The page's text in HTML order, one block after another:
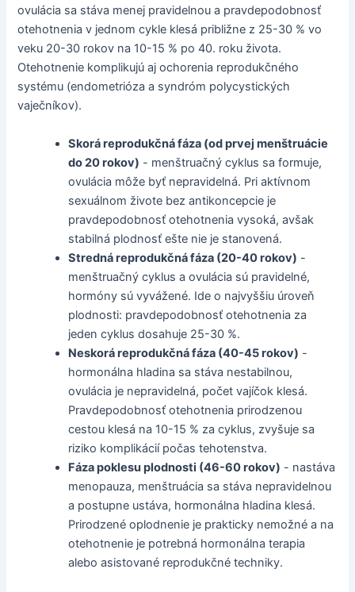
ovulácia sa stáva menej pravidelnou a pravdepodobnosť
otehotnenia v jednom cykle klesá približne z 25-30 % vo
veku 20-30 rokov na 10-15 % po 40. roku života.
Otehotnenie komplikujú aj ochorenia reprodukčného
systému (endometrióza a syndróm polycystických
vaječníkov).
Skorá reprodukčná fáza (od prvej menštruácie
do 20 rokov) - menštruačný cyklus sa formuje,
ovulácia môže byť nepravidelná. Pri aktívnom
sexuálnom živote bez antikoncepcie je
pravdepodobnosť otehotnenia vysoká, avšak
stabilná plodnosť ešte nie je stanovená.
Stredná reprodukčná fáza (20-40 rokov) -
menštruačný cyklus a ovulácia sú pravidelné,
hormóny sú vyvážené. Ide o najvyššiu úroveň
plodnosti: pravdepodobnosť otehotnenia za
jeden cyklus dosahuje 25-30 %.
Neskorá reprodukčná fáza (40-45 rokov) -
hormonálna hladina sa stáva nestabilnou,
ovulácia je nepravidelná, počet vajíčok klesá.
Pravdepodobnosť otehotnenia prirodzenou
cestou klesá na 10-15 % za cyklus, zvyšuje sa
riziko komplikácií počas tehotenstva.
Fáza poklesu plodnosti (46-60 rokov) - nastáva
menopauza, menštruácia sa stáva nepravidelnou
a postupne ustáva, hormonálna hladina klesá.
Prirodzené oplodnenie je prakticky nemožné a na
otehotnenie je potrebná hormonálna terapia
alebo asistované reprodukčné techniky.